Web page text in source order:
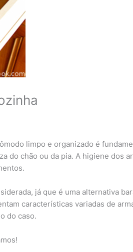
limpo e organizado é
do chão ou da pia. A higiene dos
já que é uma alternativa
características variadas de
do caso.